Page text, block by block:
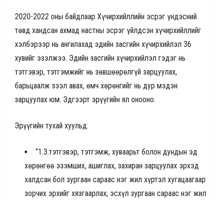
2020-2022 оны байдлаар Хүчирхийллийн эсрэг үндэсний
төвд хандсан ахмад настны эсрэг үйлдсэн хүчирхийллийг
хэлбэрээр нь ангилахад эдийн засгийн хүчирхийлэл 36
хувийг эзэлжээ. Эдийн засгийн хүчирхийлэл гэдэг нь
тэтгэвэр, тэтгэмжийг нь зөвшөөрөлгүй зарцуулах,
барьцаалж зээл авах, өмч хөрөнгийг нь дур мэдэн
зарцуулах юм. Эдгээрт эрүүгийн ял онооно.
Эрүүгийн тухай хуульд:
“1.3.тэтгэвэр, тэтгэмж, хуваарьт болон дундын эд
хөрөнгөө эзэмших, ашиглах, захиран зарцуулах эрхэд
халдсан бол зургаан сараас нэг жил хүртэл хугацаагаар
зорчих эрхийг хязгаарлах, эсхүл зургаан сараас нэг жил